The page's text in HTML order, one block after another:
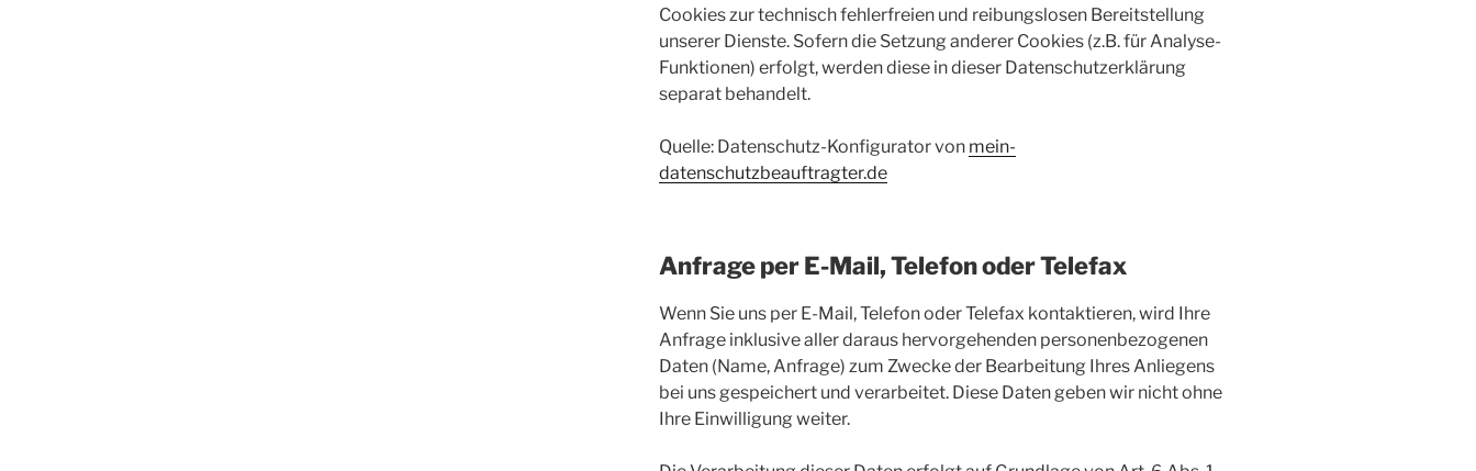
Cookies zur technisch fehlerfreien und reibungslosen Bereitstellung
unserer Dienste. Sofern die Setzung anderer Cookies (z.B. für Analyse-
Funktionen) erfolgt, werden diese in dieser Datenschutzerklärung
separat behandelt.
Quelle: Datenschutz-Konfigurator von mein-
datenschutzbeauftragter.de
Anfrage per E-Mail, Telefon oder Telefax
Wenn Sie uns per E-Mail, Telefon oder Telefax kontaktieren, wird Ihre
Anfrage inklusive aller daraus hervorgehenden personenbezogenen
Daten (Name, Anfrage) zum Zwecke der Bearbeitung Ihres Anliegens
bei uns gespeichert und verarbeitet. Diese Daten geben wir nicht ohne
Ihre Einwilligung weiter.